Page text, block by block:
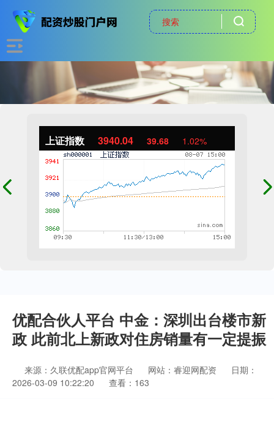
上证指数 3940.04 39.68 1.02%
优配合伙人平台 中金：深圳出台楼市新
政 此前北上新政对住房销量有一定提振
来源：久联优配app官网平台 网站：睿迎网配资
日期：
2026-03-09 10:22:20
查看：163